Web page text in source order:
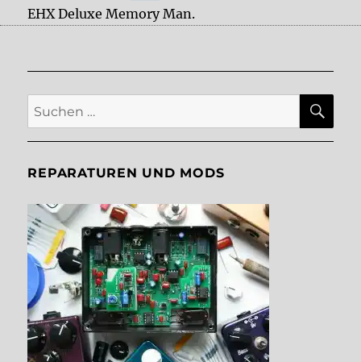
EHX Deluxe Memory Man.
Suche
nach:
REPARATUREN UND MODS